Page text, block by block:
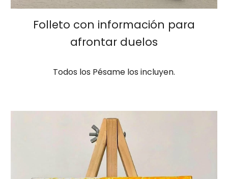
Folleto con información para
afrontar duelos
Todos los Pésame los incluyen.